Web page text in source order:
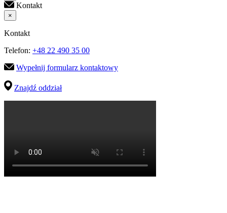
Kontakt
×
Kontakt
Telefon: +48 22 490 35 00
Wypełnij formularz kontaktowy
Znajdź oddział